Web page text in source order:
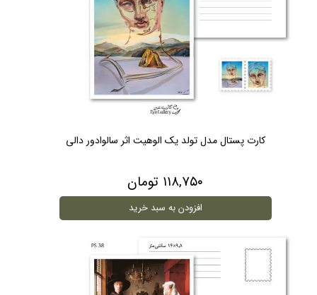
کارت پستال مدل تولد یک الوهیت اثر سالوادور دالی
۱۱۸,۷۵۰ تومان
افزودن به سبد خرید